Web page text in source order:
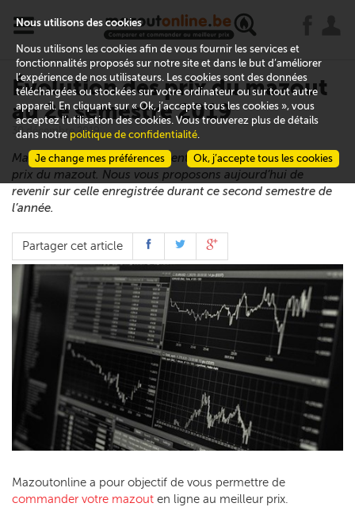
x
Évolution des prix du mazout
au 2e semestre 2019
30 décembre 2019
Mazoutonline fait régulièrement le point sur l’évolution des
prix du mazout. Nous vous proposons aujourd’hui de
revenir sur celle enregistrée durant ce second semestre de
l’année.
Partager cet article
Mazoutonline a pour objectif de vous permettre de
commander votre mazout en ligne au meilleur prix.
Nous utilisons des cookies
Nous utilisons les cookies afin de vous fournir les services et
fonctionnalités proposés sur notre site et dans le but d’améliorer
l’expérience de nos utilisateurs. Les cookies sont des données
téléchargées ou stockées sur votre ordinateur ou sur tout autre
appareil. En cliquant sur « Ok, j’accepte tous les cookies », vous
acceptez l’utilisation des cookies. Vous trouverez plus de détails
dans notre politique de confidentialité.
Ok, j’accepte tous les cookies
Je change mes préférences